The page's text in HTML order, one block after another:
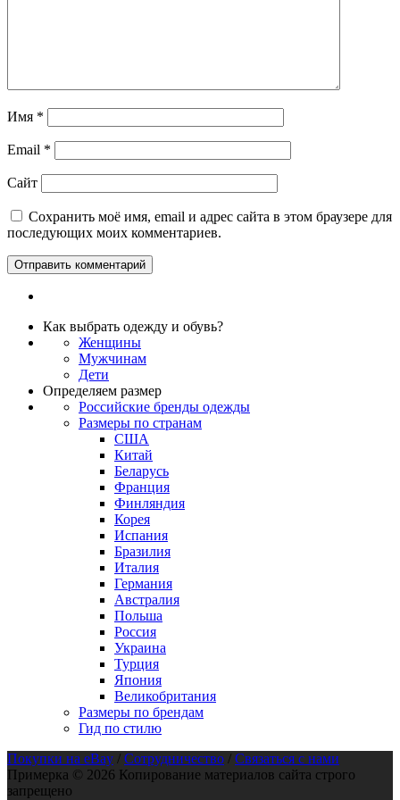
Имя *
Email *
Сайт
Сохранить моё имя, email и адрес сайта в этом браузере для
последующих моих комментариев.
Как выбрать одежду и обувь?
Женщины
Мужчинам
Дети
Определяем размер
Российские бренды одежды
Размеры по странам
США
Китай
Беларусь
Франция
Финляндия
Корея
Испания
Бразилия
Италия
Германия
Австралия
Польша
Россия
Украина
Турция
Япония
Великобритания
Размеры по брендам
Гид по стилю
Покупки на eBay / Сотрудничество / Связаться с нами
Примерка © 2026 Копирование материалов сайта строго
запрещено